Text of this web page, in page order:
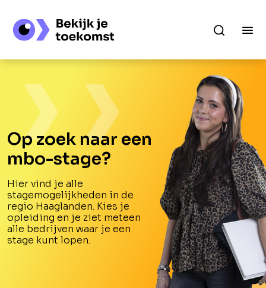
Op zoek naar een
mbo-stage?
Hier vind je alle
stagemogelijkheden in de
regio Haaglanden. Kies je
opleiding en je ziet meteen
alle bedrijven waar je een
stage kunt lopen.